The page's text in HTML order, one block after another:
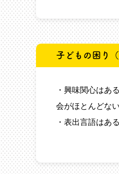
子どもの困り
・興味関心はあ
会がほとんどない
・表出言語はあ